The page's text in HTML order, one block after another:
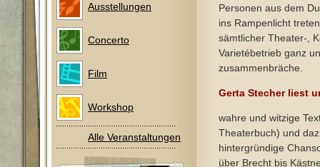
Ausstellungen
Concerto
Film
Workshop
Alle Veranstaltungen
Personen aus dem
ins Rampenlicht
sämtlicher Theater-,
Varietébetrieb ganz
zusammenbräche.
Gerta Stecher liest
wahre und witzige
Theaterbuch) und
hintergründige
über Brecht bis